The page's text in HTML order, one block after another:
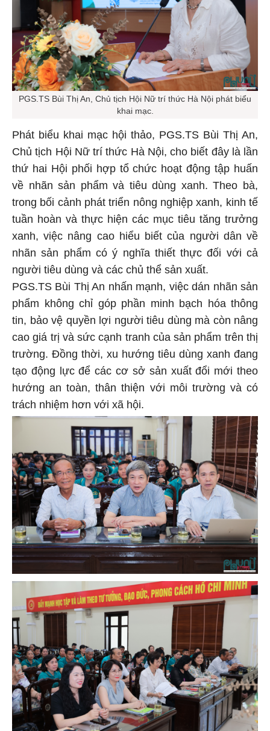
PGS.TS Bùi Thị An, Chủ tịch Hội Nữ trí thức Hà Nội phát biểu
khai mạc.
Phát biểu khai mạc hội thảo, PGS.TS Bùi Thị An,
Chủ tịch Hội Nữ trí thức Hà Nội, cho biết đây là lần
thứ hai Hội phối hợp tổ chức hoạt động tập huấn
về nhãn sản phẩm và tiêu dùng xanh. Theo bà,
trong bối cảnh phát triển nông nghiệp xanh, kinh tế
tuần hoàn và thực hiện các mục tiêu tăng trưởng
xanh, việc nâng cao hiểu biết của người dân về
nhãn sản phẩm có ý nghĩa thiết thực đối với cả
người tiêu dùng và các chủ thể sản xuất.
PGS.TS Bùi Thị An nhấn mạnh, việc dán nhãn sản
phẩm không chỉ góp phần minh bạch hóa thông
tin, bảo vệ quyền lợi người tiêu dùng mà còn nâng
cao giá trị và sức cạnh tranh của sản phẩm trên thị
trường. Đồng thời, xu hướng tiêu dùng xanh đang
tạo động lực để các cơ sở sản xuất đổi mới theo
hướng an toàn, thân thiện với môi trường và có
trách nhiệm hơn với xã hội.